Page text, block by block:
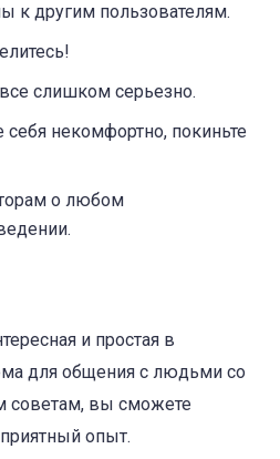
к другим пользователям.
слишком серьезно.
себя некомфортно, покиньте
о любом
и простая в
для общения с людьми со
советам, вы сможете
опыт.